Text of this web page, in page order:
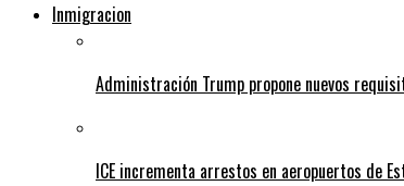
Inmigracion
Administración Trump propone nuevos
ICE incrementa arrestos en aeropuertos de